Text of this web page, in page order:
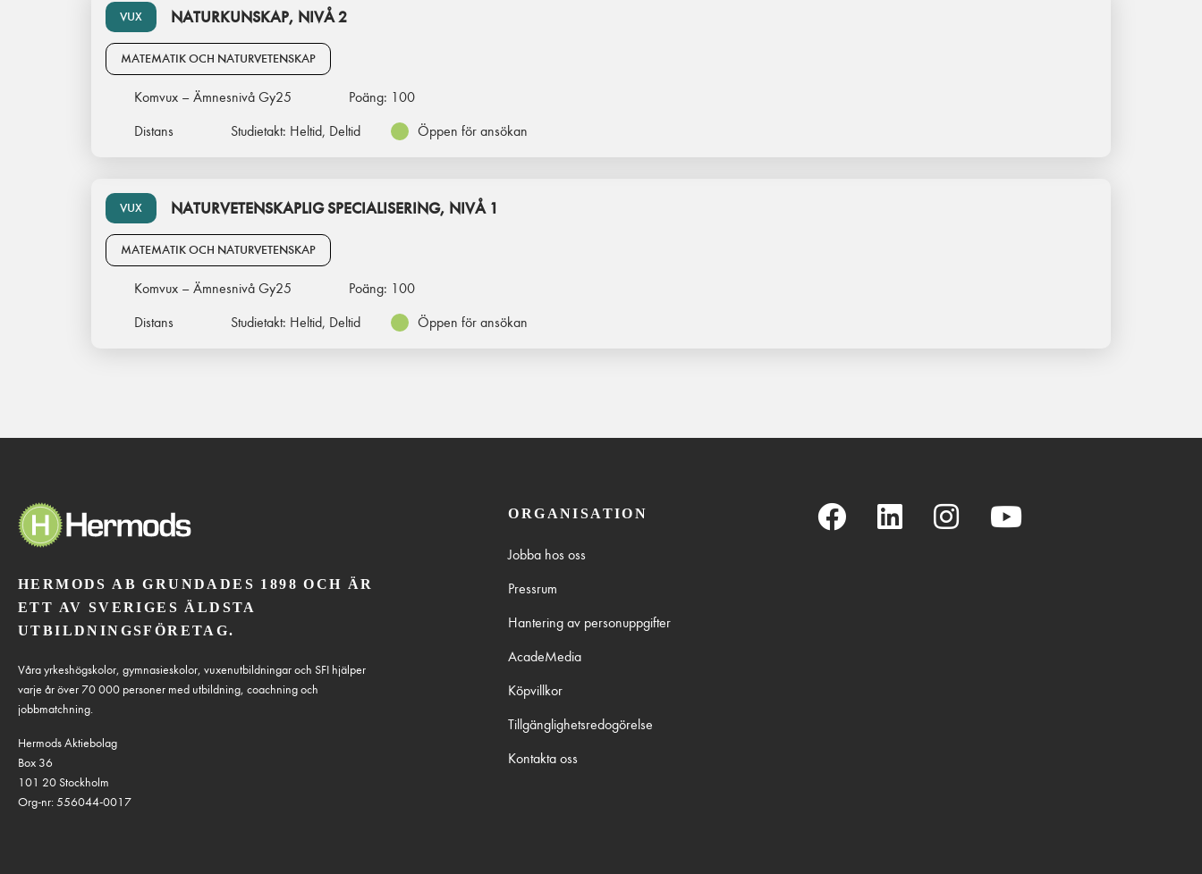
VUX NATURKUNSKAP, NIVÅ 2
MATEMATIK OCH NATURVETENSKAP
Komvux – Ämnesnivå Gy25 Poäng: 100
Distans
Studietakt: Heltid, Deltid Öppen för ansökan
VUX NATURVETENSKAPLIG SPECIALISERING, NIVÅ 1
MATEMATIK OCH NATURVETENSKAP
Komvux – Ämnesnivå Gy25 Poäng: 100
Distans
Studietakt: Heltid, Deltid Öppen för ansökan
HERMODS AB GRUNDADES 1898 OCH ÄR
ETT AV SVERIGES ÄLDSTA
UTBILDNINGSFÖRETAG.
Våra yrkeshögskolor, gymnasieskolor, vuxenutbildningar och SFI hjälper
varje år över 70 000 personer med utbildning, coachning och
jobbmatchning.
Hermods Aktiebolag
Box 36
101 20 Stockholm
Org-nr: 556044-0017
ORGANISATION
Jobba hos oss
Pressrum
Hantering av personuppgifter
AcadeMedia
Köpvillkor
Tillgänglighetsredogörelse
Kontakta oss